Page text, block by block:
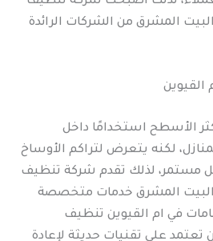
المشرق من الشركات الرائدة
الأسطح استخدامًا داخل
لكنه يتعرض لتراكم الأوساخ
مستمر، لذلك تقدم شركة تنظيف
البيت المشرق خدمات متخصصة
في ام القيوين تنظيف
تعتمد على تقنيات حديثة لإعادة